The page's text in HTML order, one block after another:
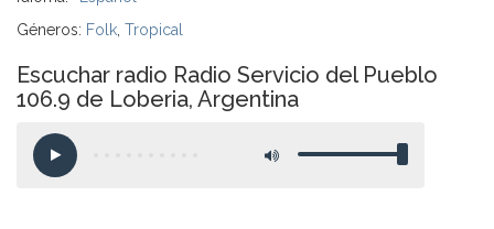
Géneros: Folk Tropical
Escuchar radio Radio Servicio del Pueblo
106.9 de Loberia, Argentina